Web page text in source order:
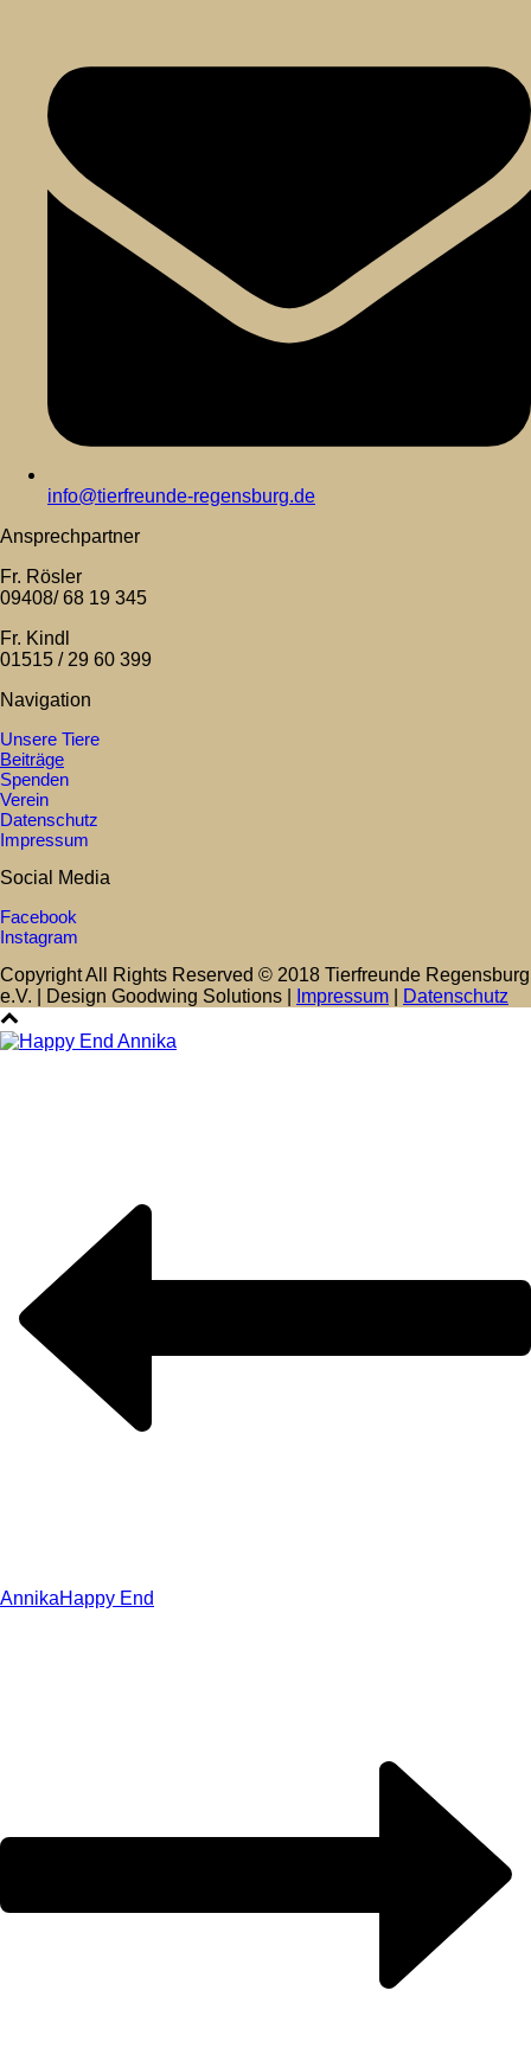
info@tierfreunde-regensburg.de
Ansprechpartner
Fr. Rösler
09408/ 68 19 345
Fr. Kindl
01515 / 29 60 399
Navigation
Unsere Tiere
Beiträge
Spenden
Verein
Datenschutz
Impressum
Social Media
Facebook
Instagram
Copyright All Rights Reserved © 2018 Tierfreunde Regensburg
e.V. | Design Goodwing Solutions |
Impressum Datenschutz
AnnikaHappy End